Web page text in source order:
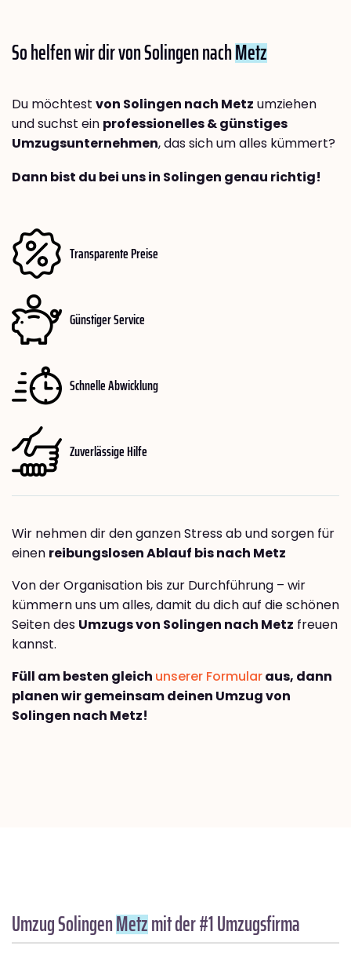
So helfen wir dir von Solingen nachMetz
Du möchtest von Solingen nach Metz umziehen
und suchst ein professionelles & günstiges
Umzugsunternehmen, das sich um alles kümmert?
Dann bist du bei uns in Solingen genau richtig!
Transparente Preise
Günstiger Service
Schnelle Abwicklung
Zuverlässige Hilfe
Wir nehmen dir den ganzen Stress ab und sorgen für
einen reibungslosen Ablauf bis nach Metz
Von der Organisation bis zur Durchführung – wir
kümmern uns um alles, damit du dich auf die schönen
Seiten des Umzugs von Solingen nach Metz freuen
kannst.
Füll am besten gleich unserer Formularaus, dann
planen wir gemeinsam deinen Umzug von
Solingen nach Metz!
Umzug SolingenMetzmit der #1 Umzugsfirma